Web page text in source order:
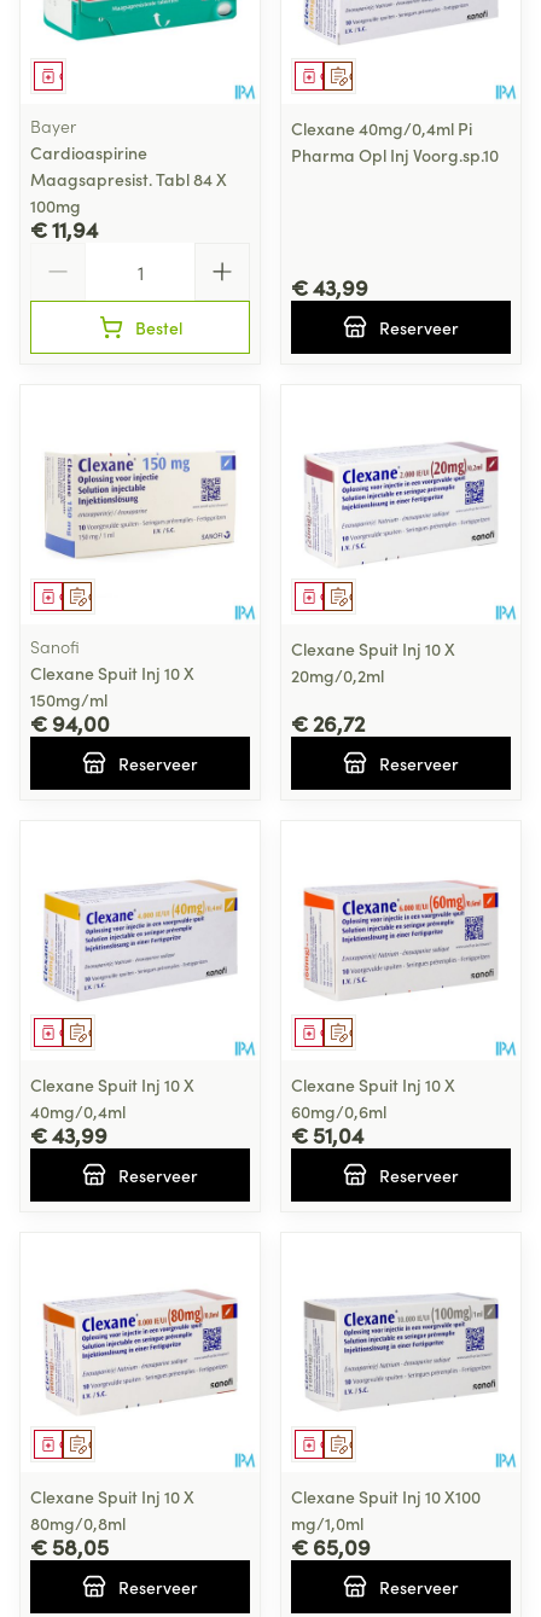
Geneesmiddel
Bayer
Cardioaspirine
Maagsapresist. Tabl 84 X
100mg
€ 11,94
Bestel
Op voorschrift
Geneesmiddel
Clexane 40mg/0,4ml Pi
Pharma Opl Inj Voorg.sp.10
€ 43,99
Reserveer
Op voorschrift
Geneesmiddel
Sanofi
Clexane Spuit Inj 10 X
150mg/ml
€ 94,00
Reserveer
Op voorschrift
Geneesmiddel
Clexane Spuit Inj 10 X
20mg/0,2ml
€ 26,72
Reserveer
Op voorschrift
Geneesmiddel
Clexane Spuit Inj 10 X
40mg/0,4ml
€ 43,99
Reserveer
Op voorschrift
Geneesmiddel
Clexane Spuit Inj 10 X
60mg/0,6ml
€ 51,04
Reserveer
Op voorschrift
Geneesmiddel
Clexane Spuit Inj 10 X
80mg/0,8ml
€ 58,05
Reserveer
Op voorschrift
Geneesmiddel
Clexane Spuit Inj 10 X100
mg/1,0ml
€ 65,09
Reserveer